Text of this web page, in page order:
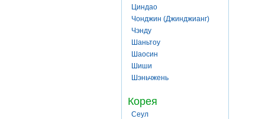
Циндао
Чонджин (Джинджианг)
Чэнду
Шаньтоу
Шаосин
Шиши
Шэньчжень
Корея
Сеул